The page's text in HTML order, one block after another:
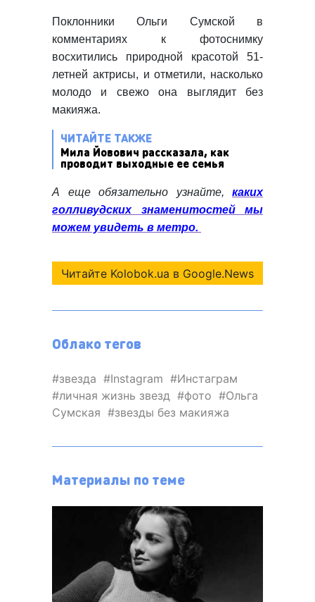
Поклонники Ольги Сумской в
комментариях к фотоснимку
восхитились природной красотой 51-
летней актрисы, и отметили, насколько
молодо и свежо она выглядит без
макияжа.
ЧИТАЙТЕ ТАКЖЕ
Мила Йовович рассказала, как
проводит выходные ее семья
А еще обязательно узнайте, каких
голливудских знаменитостей мы
можем увидеть в метро.
Читайте Kolobok.ua в Google.News
Облако тегов
звезда Instagram
Инстаграм
личная жизнь звезд
фото
Ольга
Сумская
звезды без макияжа
Материалы по теме